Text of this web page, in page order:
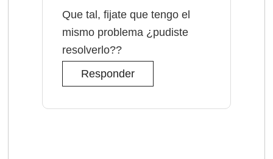
Que tal, fijate que tengo el
mismo problema ¿pudiste
resolverlo??
Responder